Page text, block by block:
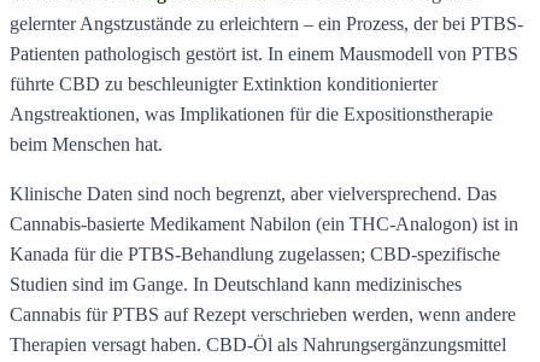
gelernter Angstzustände zu erleichtern – ein Prozess, der bei PTBS-
Patienten pathologisch gestört ist. In einem Mausmodell von PTBS
führte CBD zu beschleunigter Extinktion konditionierter
Angstreaktionen, was Implikationen für die Expositionstherapie
beim Menschen hat.
Klinische Daten sind noch begrenzt, aber vielversprechend. Das
Cannabis-basierte Medikament Nabilon (ein THC-Analogon) ist in
Kanada für die PTBS-Behandlung zugelassen; CBD-spezifische
Studien sind im Gange. In Deutschland kann medizinisches
Cannabis für PTBS auf Rezept verschrieben werden, wenn andere
Therapien versagt haben. CBD-Öl als Nahrungsergänzungsmittel